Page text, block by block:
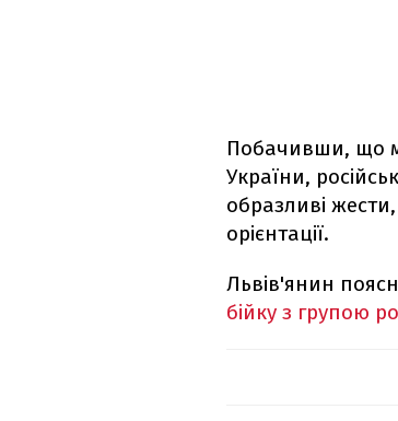
Побачивши, що
України,
образливі
орієнтації.
Львів'янин
бійку з групою